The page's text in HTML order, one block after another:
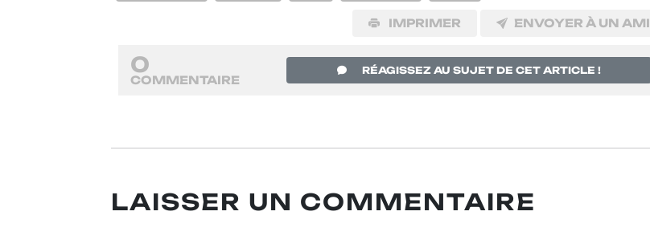
IMPRIMER ENVOYER À UN AMI
0
COMMENTAIRE
RÉAGISSEZ AU SUJET DE CET ARTICLE !
LAISSER UN COMMENTAIRE